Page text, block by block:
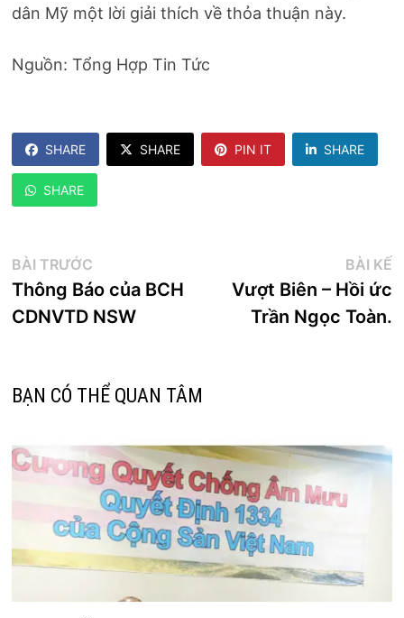
dân Mỹ một lời giải thích về thỏa thuận này.
Nguồn: Tổng Hợp Tin Tức
SHARE SHARE PIN IT SHARE
SHARE
Điều
hướng
BÀI TRƯỚC
trước:
Thông Báo của BCH
CDNVTD NSW
BÀI KẾ
Vượt Biên – Hồi ức
Trần Ngọc Toàn.
BẠN CÓ THỂ QUAN TÂM